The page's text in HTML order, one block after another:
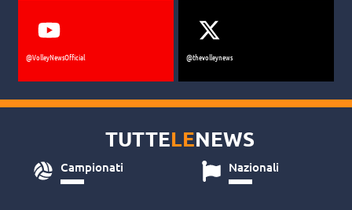
@VolleyNewsOfficial @thevolleynews
TUTTELENEWS
Campionati Nazionali